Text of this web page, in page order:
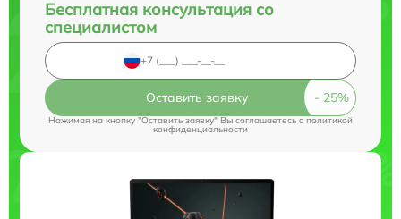
Бесплатная консультация со
специалистом
Оставить заявку
Нажимая на кнопку "Оставить заявку" Вы соглашаетесь cполитикой
конфиденциальности